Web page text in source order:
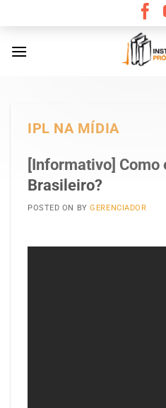
content
IPL NA MÍDIA
[Informativo] Como
Brasileiro?
POSTED ON BYGERENCIADOR